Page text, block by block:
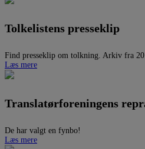
Tolkelistens presseklip
Find presseklip om tolkning. Arkiv fra
Læs mere
Translatørforeningens
De har valgt en fynbo!
Læs mere